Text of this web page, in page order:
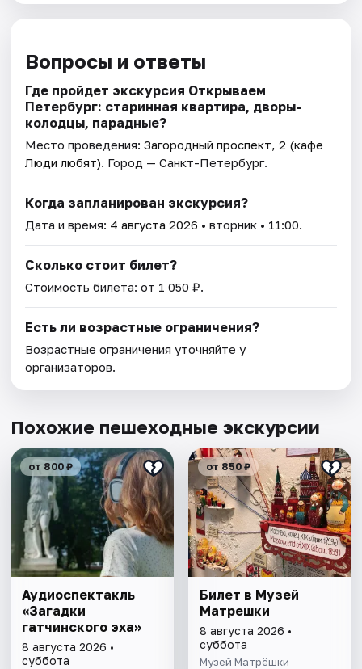
Вопросы и ответы
Где пройдет экскурсия Открываем
Петербург: старинная квартира, дворы-
колодцы, парадные?
Место проведения:Загородный проспект, 2 (кафе
Люди любят). Город — Санкт-Петербург.
Когда запланирован экскурсия?
Дата и время: 4 августа 2026 • вторник • 11:00.
Сколько стоит билет?
Стоимость билета: от 1 050 ₽.
Есть ли возрастные ограничения?
Возрастные ограничения уточняйте у
организаторов.
Похожие пешеходные экскурсии
от 800 ₽
Аудиоспектакль
«Загадки
гатчинского эха»
8 августа 2026 •
суббота
от 850 ₽
Билет в Музей
Матрешки
8 августа 2026 •
суббота
Музей Матрёшки